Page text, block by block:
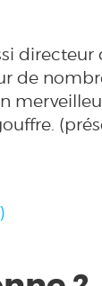
directeur
de